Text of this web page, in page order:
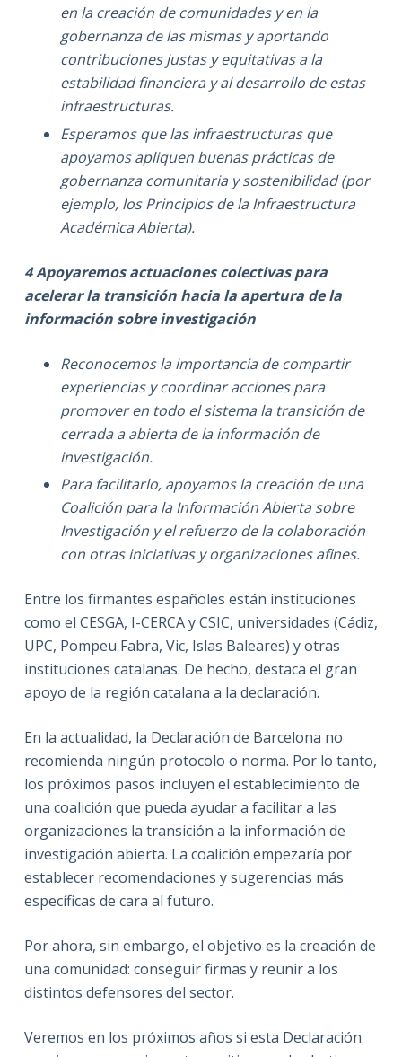
en la creación de comunidades y en la
gobernanza de las mismas y aportando
contribuciones justas y equitativas a la
estabilidad financiera y al desarrollo de estas
infraestructuras.
Esperamos que las infraestructuras que
apoyamos apliquen buenas prácticas de
gobernanza comunitaria y sostenibilidad (por
ejemplo, los Principios de la Infraestructura
Académica Abierta).
4 Apoyaremos actuaciones colectivas para
acelerar la transición hacia la apertura de la
información sobre investigación
Reconocemos la importancia de compartir
experiencias y coordinar acciones para
promover en todo el sistema la transición de
cerrada a abierta de la información de
investigación.
Para facilitarlo, apoyamos la creación de una
Coalición para la Información Abierta sobre
Investigación y el refuerzo de la colaboración
con otras iniciativas y organizaciones afines.
Entre los firmantes españoles están instituciones
como el CESGA, I-CERCA y CSIC, universidades (Cádiz,
UPC, Pompeu Fabra, Vic, Islas Baleares) y otras
instituciones catalanas. De hecho, destaca el gran
apoyo de la región catalana a la declaración.
En la actualidad, la Declaración de Barcelona no
recomienda ningún protocolo o norma. Por lo tanto,
los próximos pasos incluyen el establecimiento de
una coalición que pueda ayudar a facilitar a las
organizaciones la transición a la información de
investigación abierta. La coalición empezaría por
establecer recomendaciones y sugerencias más
específicas de cara al futuro.
Por ahora, sin embargo, el objetivo es la creación de
una comunidad: conseguir firmas y reunir a los
distintos defensores del sector.
Veremos en los próximos años si esta Declaración